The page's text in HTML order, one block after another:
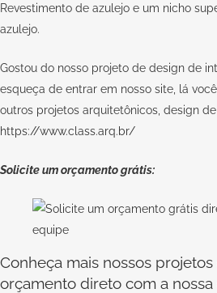
Revestimento de azulejo e um nicho
azulejo.
Gostou do nosso projeto de design de
esqueça de entrar em nosso site, lá
outros projetos arquitetônicos, design
https://www.class.arq.br/
Solicite um orçamento grátis:
Conheça mais nossos
orçamento direto com a